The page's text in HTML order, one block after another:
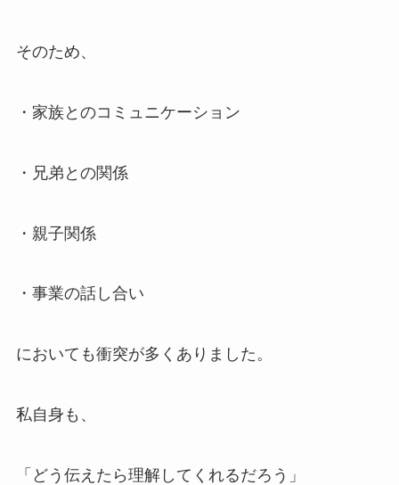
そのため、
・家族とのコミュニケーション
・兄弟との関係
・親子関係
・事業の話し合い
においても衝突が多くありました。
私自身も、
「どう伝えたら理解してくれるだろう」